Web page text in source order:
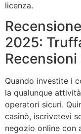
licenza.
2025:
Quando investite i
la qualunque
operatori sicuri.
casinò, iscrivetevi
negozio online con